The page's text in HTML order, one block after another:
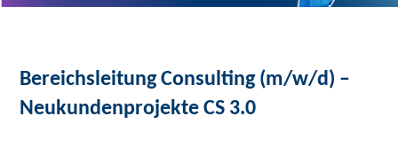
Bereichsleitung Consulting (m/w/d) –
Neukundenprojekte CS 3.0